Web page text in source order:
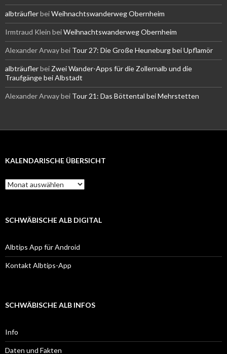
albträuflerbeiWeihnachtswanderweg Obernheim
Irmtraud Klein beiWeihnachtswanderweg Obernheim
Alexander Arwaybei Tour 27: Die Große Heuneburg bei Upflamör
albträuflerbei Zwei Wander-Apps für die Zollernalb und die
Traufgänge bei Albstadt
Alexander Arwaybei Tour 21: Das Böttental bei Mehrstetten
KALENDARISCHE ÜBERSICHT
Kalendarische
Übersicht
SCHWÄBISCHE ALB DIGITAL
Albtips App für Android
Kontakt Albtips-App
SCHWÄBISCHE ALB INFOS
Info
Daten und Fakten